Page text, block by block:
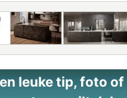
leuke tip, foto